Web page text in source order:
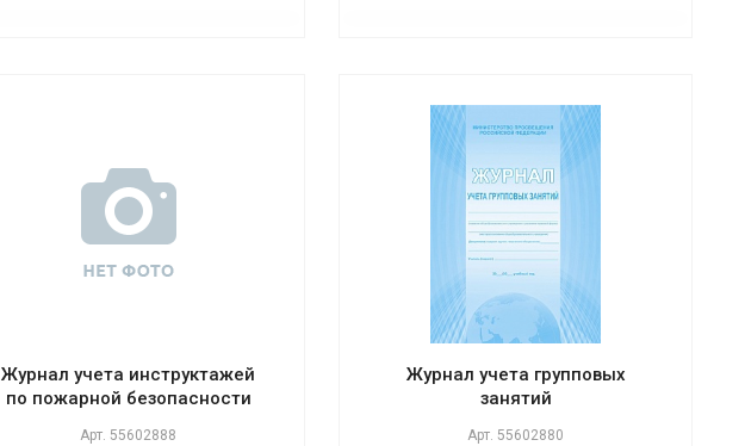
Журнал учета инструктажей
по пожарной безопасности
Арт. 55602888
Журнал учета групповых
занятий
Арт. 55602880